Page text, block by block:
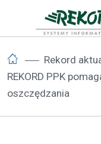
Rekord
REKORD PPK
oszczędzania